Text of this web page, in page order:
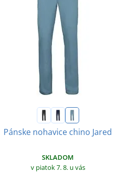
Pánske nohavice chino Jared
SKLADOM
v piatok 7. 8. u vás